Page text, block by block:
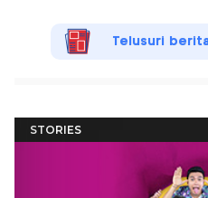
Telusuri